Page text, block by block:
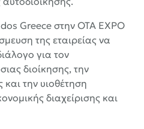
Greece στην OTA EXPO
της εταιρείας να
για τον
διοίκησης, την
την υιοθέτηση
διαχείρισης και